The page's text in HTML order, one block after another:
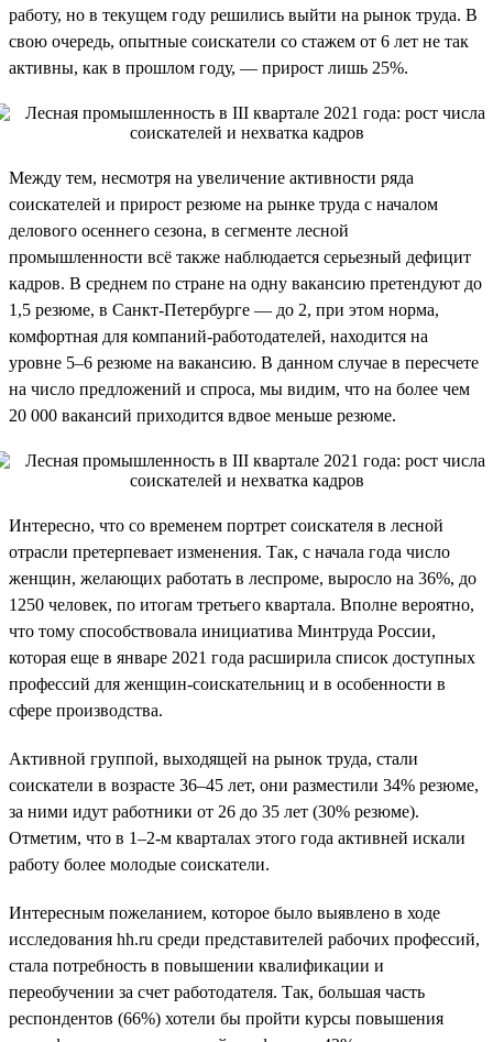
работу, но в текущем году решились выйти на рынок труда. В
свою очередь, опытные соискатели со стажем от 6 лет не так
активны, как в прошлом году, — прирост лишь 25%.
Между тем, несмотря на увеличение активности ряда
соискателей и прирост резюме на рынке труда с началом
делового осеннего сезона, в сегменте лесной
промышленности всё также наблюдается серьезный дефицит
кадров. В среднем по стране на одну вакансию претендуют до
1,5 резюме, в Санкт-Петербурге — до 2, при этом норма,
комфортная для компаний-работодателей, находится на
уровне 5–6 резюме на вакансию. В данном случае в пересчете
на число предложений и спроса, мы видим, что на более чем
20 000 вакансий приходится вдвое меньше резюме.
Интересно, что со временем портрет соискателя в лесной
отрасли претерпевает изменения. Так, с начала года число
женщин, желающих работать в леспроме, выросло на 36%, до
1250 человек, по итогам третьего квартала. Вполне вероятно,
что тому способствовала инициатива Минтруда России,
которая еще в январе 2021 года расширила список доступных
профессий для женщин-соискательниц и в особенности в
сфере производства.
Активной группой, выходящей на рынок труда, стали
соискатели в возрасте 36–45 лет, они разместили 34% резюме,
за ними идут работники от 26 до 35 лет (30% резюме).
Отметим, что в 1–2-м кварталах этого года активней искали
работу более молодые соискатели.
Интересным пожеланием, которое было выявлено в ходе
исследования hh.ru среди представителей рабочих профессий,
стала потребность в повышении квалификации и
переобучении за счет работодателя. Так, большая часть
респондентов (66%) хотели бы пройти курсы повышения